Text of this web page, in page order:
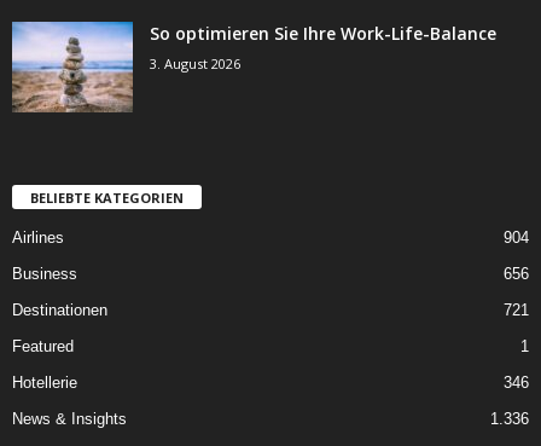
So optimieren Sie Ihre Work-Life-Balance
3. August 2026
BELIEBTE KATEGORIEN
Airlines
904
Business
656
Destinationen
721
Featured
1
Hotellerie
346
News & Insights
1.336